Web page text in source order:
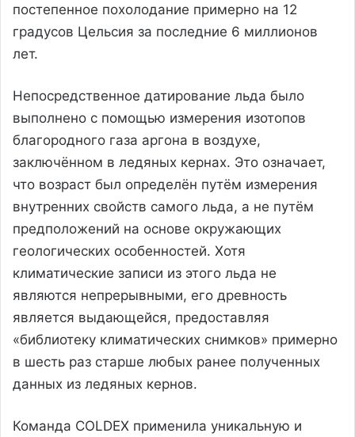
постепенное похолодание примерно на 12
градусов Цельсия за последние 6 миллионов
лет.
Непосредственное датирование льда было
выполнено с помощью измерения изотопов
благородного газа аргона в воздухе,
заключённом в ледяных кернах. Это означает,
что возраст был определён путём измерения
внутренних свойств самого льда, а не путём
предположений на основе окружающих
геологических особенностей. Хотя
климатические записи из этого льда не
являются непрерывными, его древность
является выдающейся, предоставляя
«библиотеку климатических снимков» примерно
в шесть раз старше любых ранее полученных
данных из ледяных кернов.
Команда COLDEX применила уникальную и